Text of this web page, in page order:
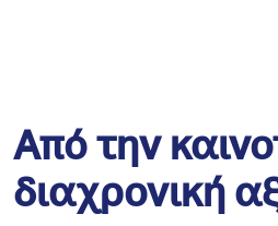
Από την
διαχρονική